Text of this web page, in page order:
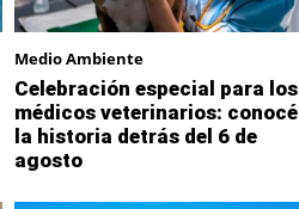
Medio Ambiente
Celebración especial para los
médicos veterinarios: conocé
la historia detrás del 6 de
agosto